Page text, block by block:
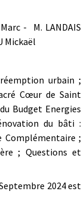
- M. LANDAIS
Mickaël
urbain ;
Cœur de Saint
Budget Energies
du bâti :
Complémentaire ;
; Questions et
2024 est